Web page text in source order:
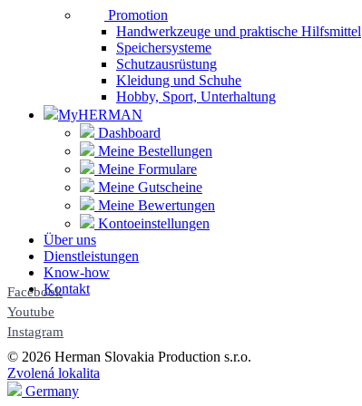
Promotion
Handwerkzeuge und praktische Hilfsmittel
Speichersysteme
Schutzausrüstung
Kleidung und Schuhe
Hobby, Sport, Unterhaltung
MyHERMAN
Dashboard
Meine Bestellungen
Meine Formulare
Meine Gutscheine
Meine Bewertungen
Kontoeinstellungen
Über uns
Dienstleistungen
Know-how
Kontakt
Facebook
Youtube
Instagram
© 2026 Herman Slovakia Production s.r.o.
Zvolená lokalita
Germany